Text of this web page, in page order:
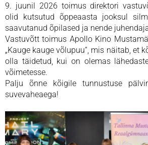
9. juunil 2026 toimus direktori
olid kutsutud õppeaasta jooksul
saavutanud õpilased ja nende
Vastuvõtt toimus Apollo Kino
„Kauge kauge võlupuu“, mis näitab, et
olla täidetud, kui on olemas
võimetesse.
Palju õnne kõigile tunnustuse
suvevaheaega!